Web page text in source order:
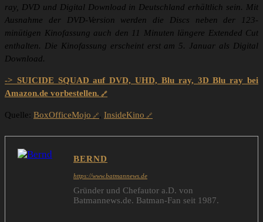
ray, DVD und Digital Download in Deutschland erhältlich sein. Mit
Ausnahme der DVD-Version werden die Discs neben der 123-
minütigen Kinofassung auch den 11 Minuten längere Extended Cut
enthalten. Die Kinofassung erscheint erst am 5. Januar als Digital
Download.
-> SUICIDE SQUAD auf DVD, UHD, Blu ray, 3D Blu ray bei
Amazon.de vorbestellen.
Quelle: BoxOfficeMojo , InsideKino
BERND
https://www.batmannews.de
Gründer und Chefautor a.D. von
Batmannews.de. Batman-Fan seit 1987.